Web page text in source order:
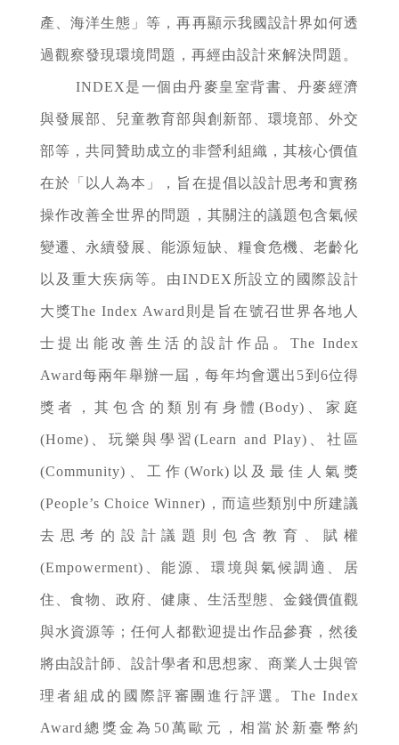
產、海洋生態」等，再再顯示我國設計界如何透
過觀察發現環境問題，再經由設計來解決問題。
INDEX是一個由丹麥皇室背書、丹麥經濟
與發展部、兒童教育部與創新部、環境部、外交
部等，共同贊助成立的非營利組織，其核心價值
在於「以人為本」，旨在提倡以設計思考和實務
操作改善全世界的問題，其關注的議題包含氣候
變遷、永續發展、能源短缺、糧食危機、老齡化
以及重大疾病等。由INDEX所設立的國際設計
大獎The Index Award則是旨在號召世界各地人
士提出能改善生活的設計作品。The Index
Award每兩年舉辦一屆，每年均會選出5到6位得
獎者，其包含的類別有身體(Body)、家庭
(Home)、玩樂與學習(Learn and Play)、社區
(Community)、工作(Work)以及最佳人氣獎
(People’s Choice Winner)，而這些類別中所建議
去思考的設計議題則包含教育、賦權
(Empowerment)、能源、環境與氣候調適、居
住、食物、政府、健康、生活型態、金錢價值觀
與水資源等；任何人都歡迎提出作品參賽，然後
將由設計師、設計學者和思想家、商業人士與管
理者組成的國際評審團進行評選。The Index
Award總獎金為50萬歐元，相當於新臺幣約